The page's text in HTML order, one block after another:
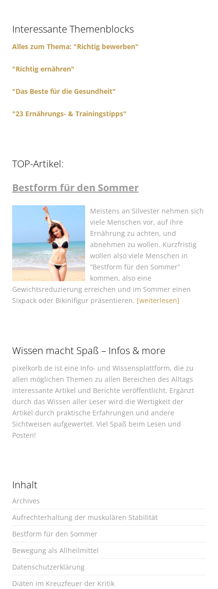
o
Interessante Themenblocks
Alles zum Thema: "Richtig bewerben"
"Richtig ernähren"
"Das Beste für die Gesundheit"
"23 Ernährungs- & Trainingstipps"
TOP-Artikel:
Bestform für den Sommer
Meistens an Silvester nehmen sich
viele Menschen vor, auf ihre
Ernährung zu achten, und
abnehmen zu wollen. Kurzfristig
wollen also viele Menschen in
“Bestform für den Sommer”
kommen, also eine
Gewichtsreduzierung erreichen und im Sommer einen
Sixpack oder Bikinifigur präsentieren. [weiterlesen]
Wissen macht Spaß – Infos & more
pixelkorb.de ist eine Info- und Wissensplattform, die zu
allen möglichen Themen zu allen Bereichen des Alltags
interessante Artikel und Berichte veröffentlicht. Ergänzt
durch das Wissen aller Leser wird die Wertigkeit der
Artikel durch praktische Erfahrungen und andere
Sichtweisen aufgewertet. Viel Spaß beim Lesen und
Posten!
Inhalt
Archives
Aufrechterhaltung der muskulären Stabilität
Bestform für den Sommer
Bewegung als Allheilmittel
Datenschutzerklärung
Diäten im Kreuzfeuer der Kritik